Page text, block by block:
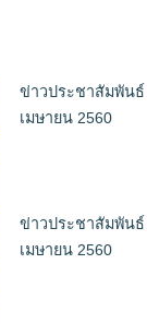
ข่าวประชาสัมพัน
เมษายน 2560
ข่าวประชาสัมพัน
เมษายน 2560